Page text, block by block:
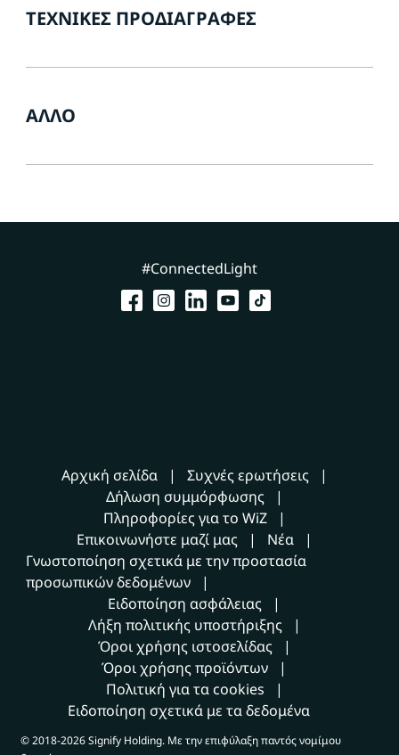
ΤΕΧΝΙΚΈΣ ΠΡΟΔΙΑΓΡΑΦΈΣ
ΆΛΛΟ
#ConnectedLight
Αρχική σελίδα
Συχνές ερωτήσεις
Δήλωση συμμόρφωσης
Πληροφορίες για το WiZ
Επικοινωνήστε μαζί μας
Νέα
Γνωστοποίηση σχετικά με την προστασία
προσωπικών δεδομένων
Ειδοποίηση ασφάλειας
Λήξη πολιτικής υποστήριξης
Όροι χρήσης ιστοσελίδας
Όροι χρήσης προϊόντων
Πολιτική για τα cookies
Ειδοποίηση σχετικά με τα δεδομένα
© 2018-2026 Signify Holding. Με την επιφύλαξη παντός νομίμου